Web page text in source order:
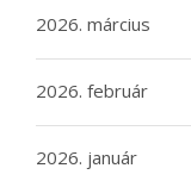
2026. március
2026. február
2026. január